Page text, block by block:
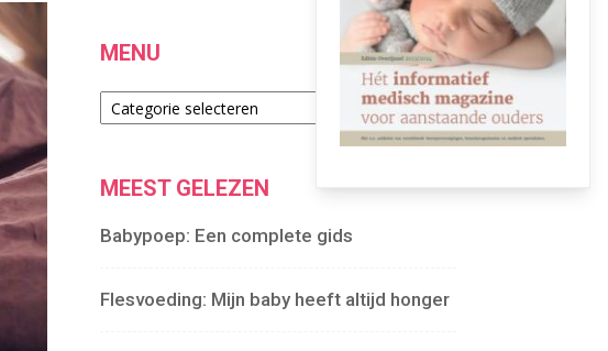
MENU
Menu
MEEST GELEZEN
Babypoep: Een complete gids
Flesvoeding: Mijn baby heeft altijd honger